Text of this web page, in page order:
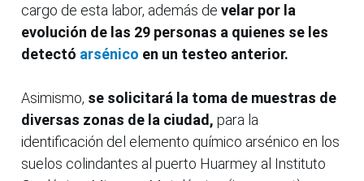
cargo de esta labor, además de velar por la
evolución de las 29 personas a quienes se les
detectó arsénico en un testeo anterior.
Asimismo, se solicitará la toma de muestras de
diversas zonas de la ciudad, para la
identificación del elemento químico arsénico en los
suelos colindantes al puerto Huarmey al Instituto